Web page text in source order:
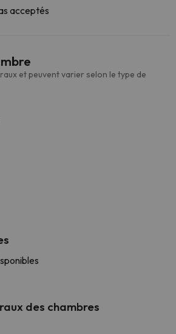
acceptés
et peuvent varier selon le type de
des chambres